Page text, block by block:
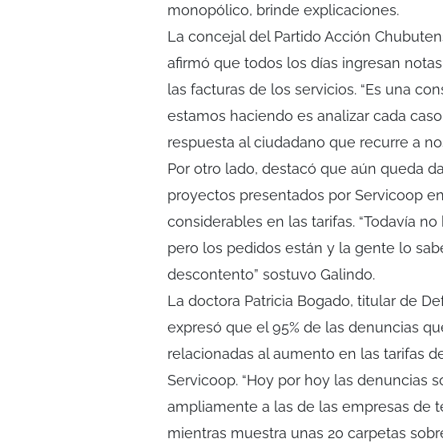
monopólico, brinde explicaciones.
La concejal del Partido Acción
afirmó que todos los días ingresan
las facturas de los servicios. “Es una
estamos haciendo es analizar cada
respuesta al ciudadano que recurre a
Por otro lado, destacó que aún queda
proyectos presentados por Servicoop
considerables en las tarifas. “Todavía
pero los pedidos están y la gente lo
descontento” sostuvo Galindo.
La doctora Patricia Bogado, titular de
expresó que el 95% de las denuncias
relacionadas al aumento en las tarifas
Servicoop. “Hoy por hoy las denuncias
ampliamente a las de las empresas de
mientras muestra unas 20 carpetas